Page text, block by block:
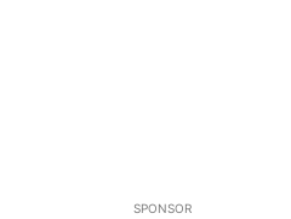
SPONSOR